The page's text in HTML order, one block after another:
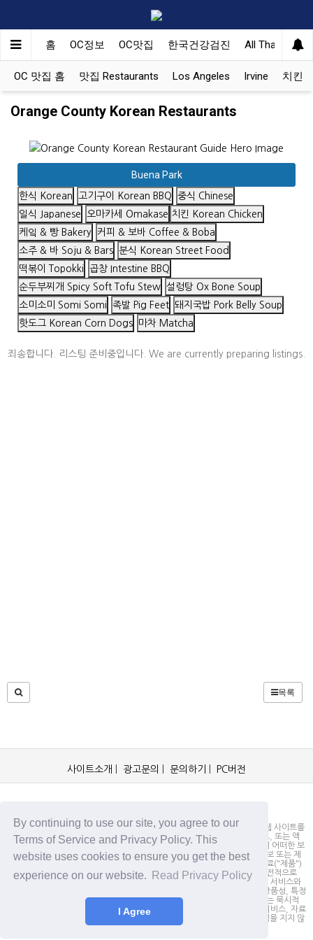
By continuing to use our site, you agree to our
Terms of Service and Privacy Policy. This
website uses cookies to ensure you get the best
experience on our website.
Read Privacy Policy
I Agree
홈 OC정보 OC맛집 한국건강검진 All That Korea
OC 맛집 홈 맛집 Restaurants Los Angeles Irvine 치킨
Orange County Korean Restaurants
Buena Park
한식 Korean 고기구이 Korean BBQ
중식 Chinese
일식 Japanese
오마카세 Omakase 치킨 Korean Chicken
케잌 & 빵 Bakery
커피 & 보바 Coffee & Boba
소주 & 바 Soju & Bars 분식 Korean Street Food
떡볶이 Topokki
곱창 Intestine BBQ
순두부찌개 Spicy Soft Tofu Stew 설렁탕 Ox Bone Soup
소미소미 Somi Somi
족발 Pig Feet 돼지국밥 Pork Belly Soup
핫도그 Korean Corn Dogs
마차 Matcha
죄송합니다. 리스팅 준비중입니다. We are currently preparing listings.
목록
사이트소개 광고문의 문의하기 PC버전
OCKorea365.com 오씨코리아365는 본 웹 사이트에 명시되어 있거나, 본 웹 사이트를
통해 배포되거나, 본 웹 사이트에 포함되어 있는 서비스로부터 링크, 다운로드, 또는 액
세스되는 정보, 내용 또는 광고(총칭하여 "자료")의 정확성이나 신뢰성에 대해 어떠한 보
증도 하지 않을 뿐만 아니라 서비스상의, 또는 서비스와 관련된 광고, 기타 정보 또는 제
안의 결과로서 디스플레이, 구매 또는 취득하게 되는 제품, 정보 또는 기타 자료("제품")
의 품질에 대해서도 보증을 하지 않습니다. 귀하는, 자료에 대한 신뢰 여부가 전적으로
본 웹사이트를 방문하신 귀하의 책임임을 인정합니다. OCKorea365.com은 서비스와
자료를 "있는 그대로" 제공하며, 서비스 또는 기타 자료 및 제품과 관련하여 상품성, 특정
목적에의 적합성에 대한 보증을 포함하되 이에 제한되지 않고 모든 명시적 또는 묵시적
인 보증을 명시적으로 부인합니다. 어떠한 경우에도 OCKorea365.com은 서비스, 자료
및 제품과 관련하여 직접, 간접, 부수적, 징벌적, 파생적인 손해에 대해서 책임을 지지 않